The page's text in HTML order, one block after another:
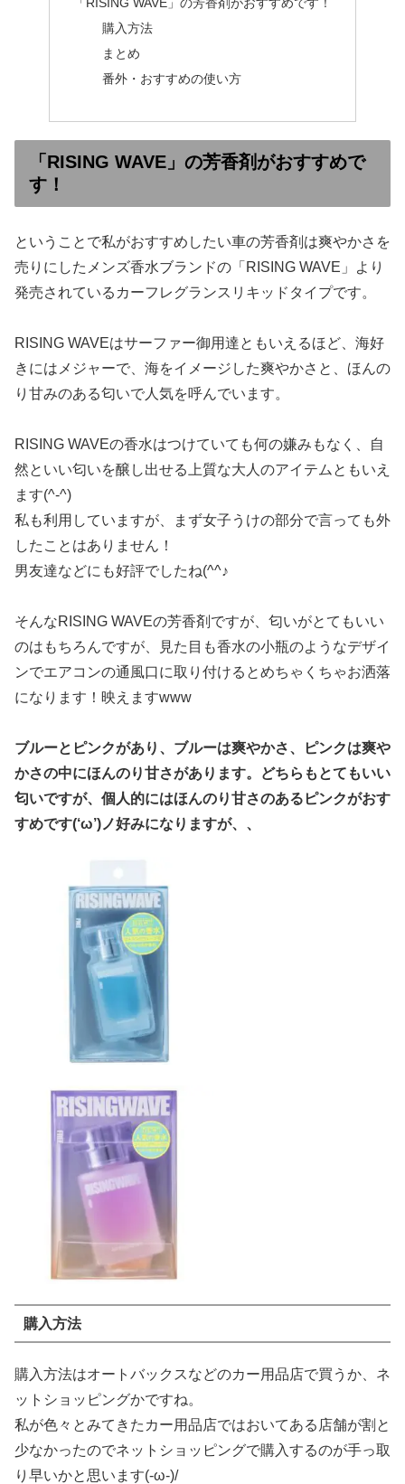
「RISING WAVE」の芳香剤がおすすめです！
購入方法
まとめ
番外・おすすめの使い方
「RISING WAVE」の芳香剤がおすすめで
す！
ということで私がおすすめしたい車の芳香剤は爽やかさを
売りにしたメンズ香水ブランドの「RISING WAVE」より
発売されているカーフレグランスリキッドタイプです。
RISING WAVEはサーファー御用達ともいえるほど、海好
きにはメジャーで、海をイメージした爽やかさと、ほんの
り甘みのある匂いで人気を呼んでいます。
RISING WAVEの香水はつけていても何の嫌みもなく、自
然といい匂いを醸し出せる上質な大人のアイテムともいえ
ます(^-^)
私も利用していますが、まず女子うけの部分で言っても外
したことはありません！
男友達などにも好評でしたね(^^♪
そんなRISING WAVEの芳香剤ですが、匂いがとてもいい
のはもちろんですが、見た目も香水の小瓶のようなデザイ
ンでエアコンの通風口に取り付けるとめちゃくちゃお洒落
になります！映えますwww
ブルーとピンクがあり、ブルーは爽やかさ、ピンクは爽や
かさの中にほんのり甘さがあります。どちらもとてもいい
匂いですが、個人的にはほんのり甘さのあるピンクがおす
すめです(‘ω’)ノ好みになりますが、、
購入方法
購入方法はオートバックスなどのカー用品店で買うか、ネ
ットショッピングかですね。
私が色々とみてきたカー用品店ではおいてある店舗が割と
少なかったのでネットショッピングで購入するのが手っ取
り早いかと思います(-ω-)/